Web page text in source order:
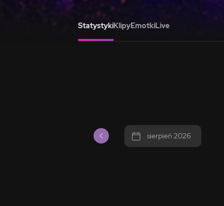
StatystykiKlipyEmotkiLive
sierpień 2026